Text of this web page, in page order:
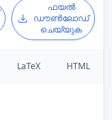
ഫയൽ
ഡൗൺലോഡ്
ചെയ്യുക
LaTeX HTML